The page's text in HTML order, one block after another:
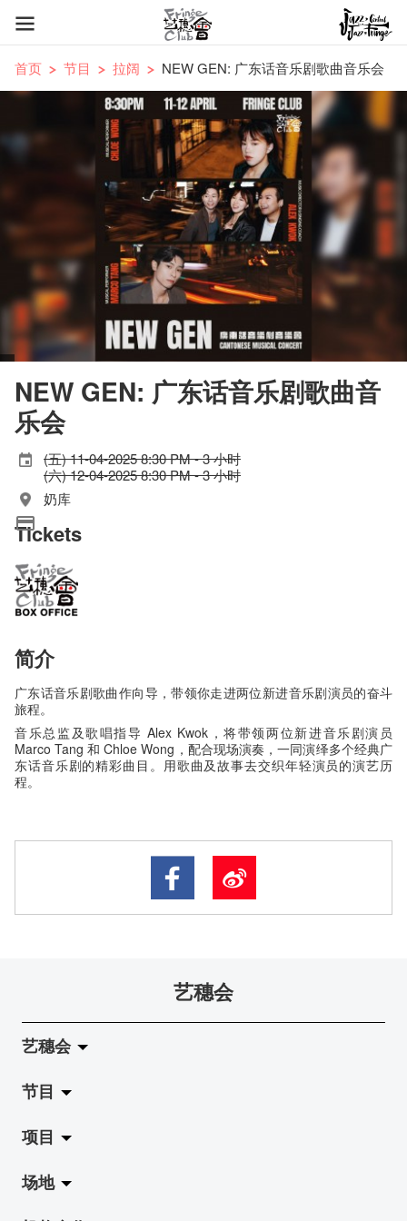
首页 节目 拉阔 NEW GEN: 广东话音乐剧歌曲音乐会
NEW GEN: 广东话音乐剧歌曲音
乐会
(五) 11-04-2025 8:30 PM - 3 小时
(六) 12-04-2025 8:30 PM - 3 小时
奶库
Tickets
简介
广东话音乐剧歌曲作向导，带领你走进两位新进音乐剧演员的奋斗
旅程。
音乐总监及歌唱指导 Alex Kwok，将带领两位新进音乐剧演员
Marco Tang 和 Chloe Wong，配合现场演奏，一同演绎多个经典广
东话音乐剧的精彩曲目。用歌曲及故事去交织年轻演员的演艺历
程。
艺穗会
艺穗会
关于艺穗会
艺穗会的演化
使命与宗旨
节目
拉阔
展览
项目
Jazz-Go-Central, Jazz-Go-Fringe
场地